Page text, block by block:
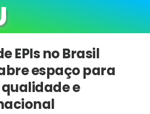
EPIs no Brasil
espaço para
e